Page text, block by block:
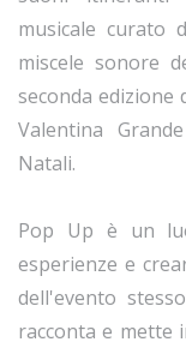
musicale curato
miscele sonore
seconda edizione
Valentina
Natali.
Pop Up è un
esperienze e
dell'evento
racconta e mette